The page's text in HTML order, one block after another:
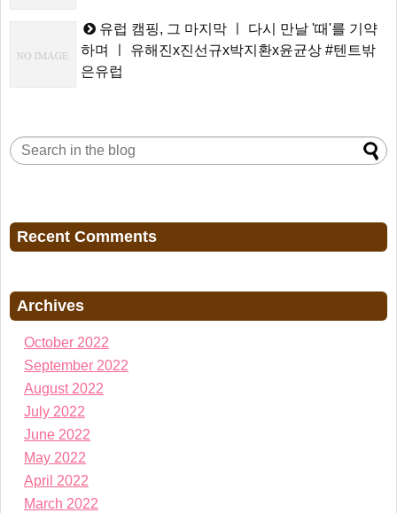
유럽 캠핑, 그 마지막 ㅣ 다시 만날 '때'를 기약
하며 ㅣ 유해진x진선규x박지환x윤균상 #텐트밖
은유럽
Recent Comments
Archives
October 2022
September 2022
August 2022
July 2022
June 2022
May 2022
April 2022
March 2022